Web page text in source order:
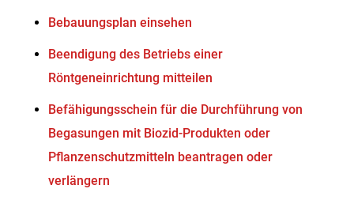
Bebauungsplan einsehen
Beendigung des Betriebs einer
Röntgeneinrichtung mitteilen
Befähigungsschein für die Durchführung von
Begasungen mit Biozid-Produkten oder
Pflanzenschutzmitteln beantragen oder
verlängern